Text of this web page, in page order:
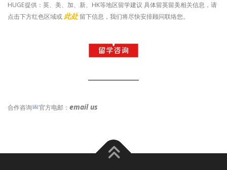
HUGE提供：英、美、加、新、HK等地区留学建议 具体留英留美相关信息，请
点击下方红色区域或此处 留下信息，我们将尽快安排顾问联络您。
合作咨询 官方电邮： email us